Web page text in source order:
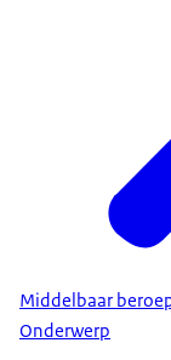
Middelbaar
Onderwerp